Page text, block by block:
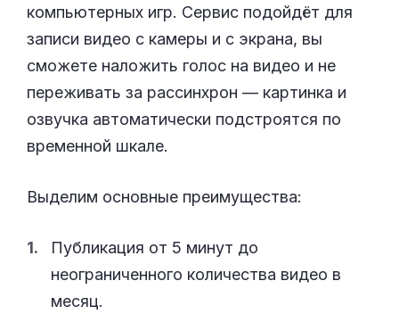
компьютерных игр. Сервис подойдёт для
записи видео с камеры и с экрана, вы
сможете наложить голос на видео и не
переживать за рассинхрон — картинка и
озвучка автоматически подстроятся по
временной шкале.
Выделим основные преимущества:
Публикация от 5 минут до
неограниченного количества видео в
месяц.